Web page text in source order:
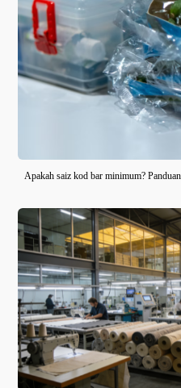
Apakah saiz kod bar minimum?